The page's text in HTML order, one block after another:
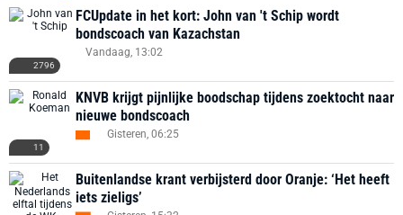
2796
FCUpdate in het kort: John van 't Schip wordt
bondscoach van Kazachstan
Vandaag, 13:02
11
KNVB krijgt pijnlijke boodschap tijdens zoektocht naar
nieuwe bondscoach
Gisteren, 06:25
Buitenlandse krant verbijsterd door Oranje: ‘Het heeft
iets zieligs’